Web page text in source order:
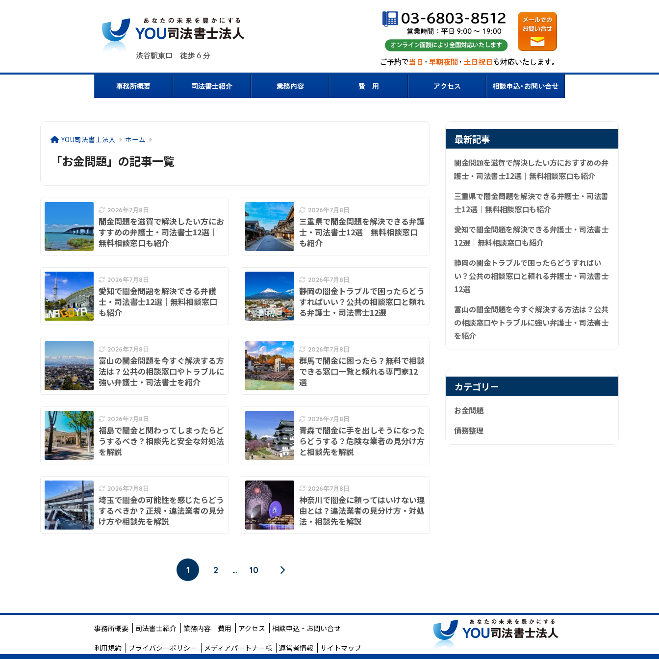
YOU司法書士法人 ホーム
「お金問題」の記事一覧
2026年7月8日
闇金問題を滋賀で解決したい方にお
すすめの弁護士・司法書士12選｜
無料相談窓口も紹介
2026年7月8日
三重県で闇金問題を解決できる弁護
士・司法書士12選｜無料相談窓口
も紹介
2026年7月8日
愛知で闇金問題を解決できる弁護
士・司法書士12選｜無料相談窓口
も紹介
2026年7月8日
静岡の闇金トラブルで困ったらどう
すればいい？公共の相談窓口と頼れ
る弁護士・司法書士12選
2026年7月8日
富山の闇金問題を今すぐ解決する方
法は？公共の相談窓口やトラブルに
強い弁護士・司法書士を紹介
2026年7月8日
群馬で闇金に困ったら？無料で相談
できる窓口一覧と頼れる専門家12
選
2026年7月8日
福島で闇金と関わってしまったらど
うするべき？相談先と安全な対処法
を解説
2026年7月8日
青森で闇金に手を出しそうになった
らどうする？危険な業者の見分け方
と相談先を解説
2026年7月8日
埼玉で闇金の可能性を感じたらどう
するべきか？正規・違法業者の見分
け方や相談先を解説
2026年7月8日
神奈川で闇金に頼ってはいけない理
由とは？違法業者の見分け方・対処
法・相談先を解説
1 2 … 10
最新記事
闇金問題を滋賀で解決したい方におすすめの弁
護士・司法書士12選｜無料相談窓口も紹介
三重県で闇金問題を解決できる弁護士・司法書
士12選｜無料相談窓口も紹介
愛知で闇金問題を解決できる弁護士・司法書士
12選｜無料相談窓口も紹介
静岡の闇金トラブルで困ったらどうすればい
い？公共の相談窓口と頼れる弁護士・司法書士
12選
富山の闇金問題を今すぐ解決する方法は？公共
の相談窓口やトラブルに強い弁護士・司法書士
を紹介
カテゴリー
お金問題
債務整理
事務所概要 司法書士紹介 業務内容 費用 アクセス 相談申込 ・ お問い合せ
利用規約
プライバシーポリシー メディアパートナー様 運営者情報 サイトマップ